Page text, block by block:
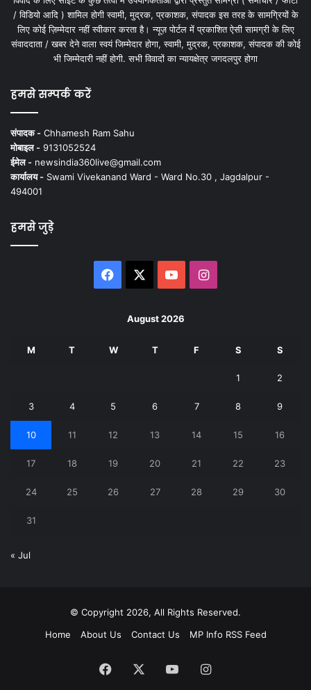
/ विडियो आदि ) शामिल होगी स्वामी, मुद्रक, प्रकाशक, संपादक इस तरह के सामग्रियों के
लिए कोई ज़िम्मेदार नहीं स्वीकार करता है। न्यूज़ पोर्टल में प्रकाशित ऐसी सामग्री के लिए
संवाददाता / खबर देने वाला स्वयं जिम्मेदार होगा, स्वामी, मुद्रक, प्रकाशक, संपादक की कोई
भी जिम्मेदारी नहीं होगी. सभी विवादों का न्यायक्षेत्र जगदलपुर होगा
हमसे सम्पर्क करें
संपादक - Chhamesh Ram Sahu
मोबाइल - 9131052524
ईमेल - newsindia360live@gmail.com
कार्यालय - Swami Vivekanand Ward - Ward No.30 , Jagdalpur -
494001
हमसे जुड़े
Facebook YouTubeInstagram
August 2026
M T W T F S S
1 2
3 4 5 6 7 8 9
10 11 12 13 14 15 16
17 18 19 20 21 22 23
24 25 26 27 28 29 30
31
« Jul
© Copyright 2026, All Rights Reserved.
Home
About Us Contact Us MP Info RSS Feed
Facebook YouTubeInstagram